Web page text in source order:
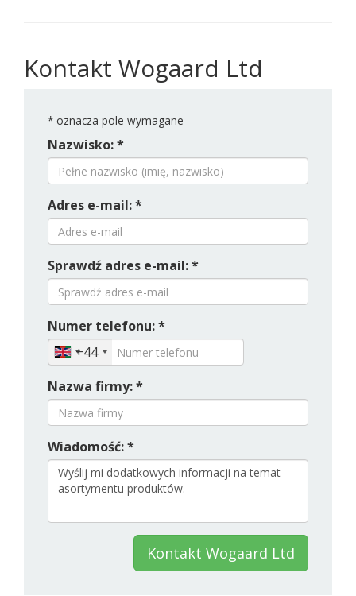
Kontakt Wogaard Ltd
* oznacza pole wymagane
Nazwisko: *
Adres e-mail: *
Sprawdź adres e-mail: *
Numer telefonu: *
+44
Nazwa firmy: *
Wiadomość: *
Kontakt Wogaard Ltd